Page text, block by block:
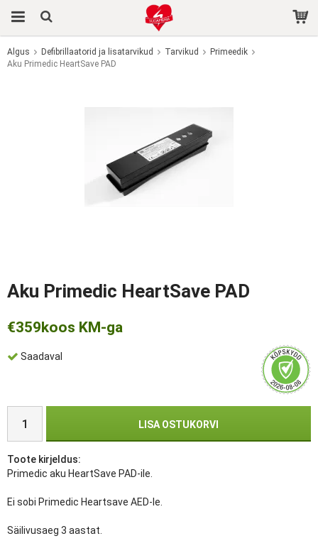
Toode on ostukorvi lisatud.
Algus Defibrillaatorid ja lisatarvikud Tarvikud
Primeedik
Aku Primedic HeartSave PAD
Aku Primedic HeartSave PAD
€359koos KM-ga
Saadaval
LISA OSTUKORVI
Toote kirjeldus:
Primedic aku HeartSave PAD-ile.
Ei sobi Primedic Heartsave AED-le.
Säilivusaeg 3 aastat.